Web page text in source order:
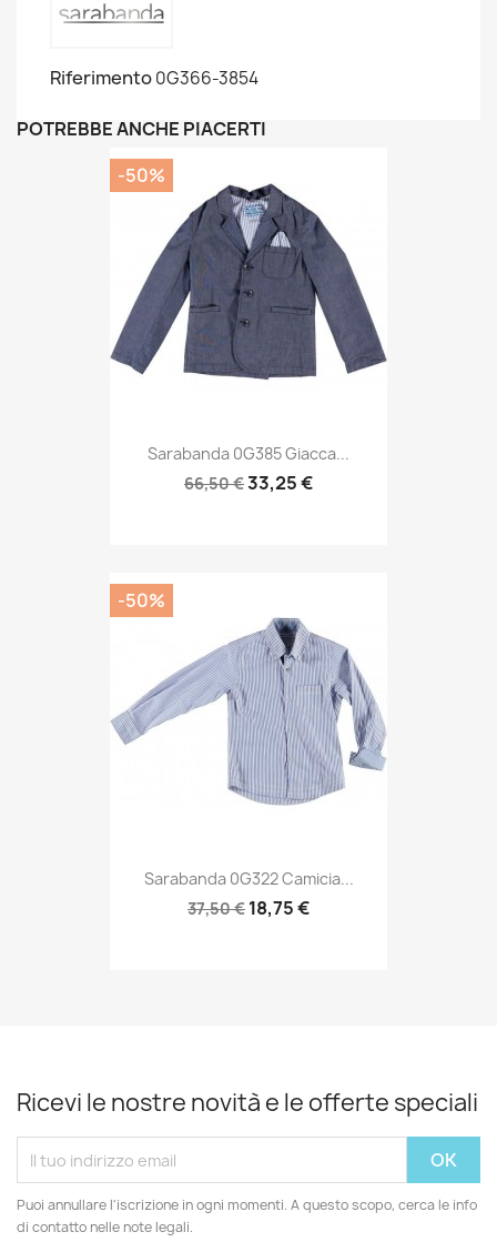
Riferimento0G366-3854
POTREBBE ANCHE PIACERTI
Sarabanda 0G385 Giacca...
66,50 €33,25 €
-50%
Sarabanda 0G322 Camicia...
37,50 € 18,75 €
-50%
Ricevi le nostre novità e le offerte speciali
Puoi annullare l'iscrizione in ogni momenti. A questo scopo, cerca le info
di contatto nelle note legali.